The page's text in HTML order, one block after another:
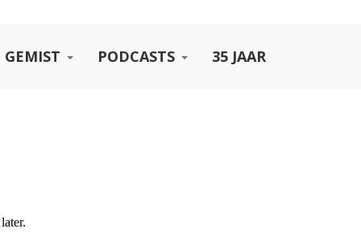
PODCASTS 35 JAAR